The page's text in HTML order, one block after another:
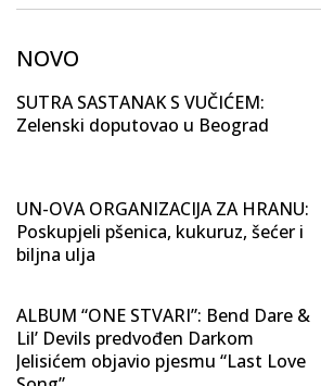
NOVO
SUTRA SASTANAK S VUČIĆEM:
Zelenski doputovao u Beograd
UN-OVA ORGANIZACIJA ZA HRANU:
Poskupjeli pšenica, kukuruz, šećer i
biljna ulja
ALBUM “ONE STVARI”: Bend Dare &
Lil’ Devils predvođen Darkom
Jelisićem objavio pjesmu “Last Love